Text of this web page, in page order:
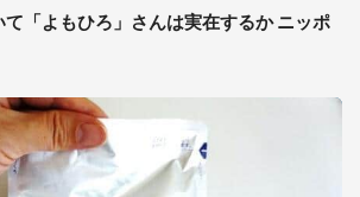
て「よもひろ」さんは実在するか ニッポ